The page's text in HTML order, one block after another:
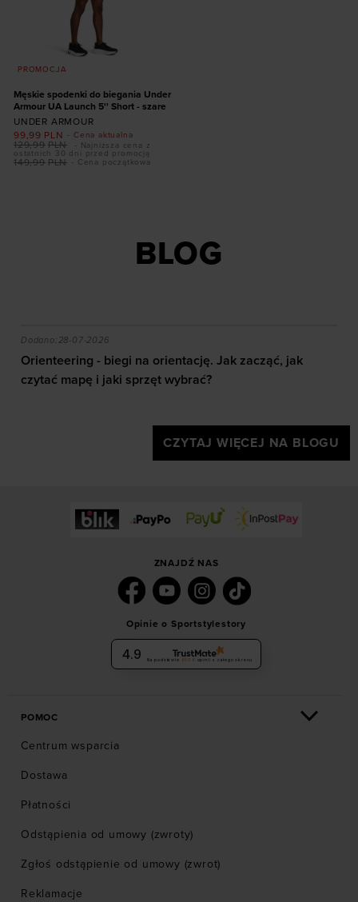
PROMOCJA
Męskie spodenki do biegania Under
Armour UA Launch 5'' Short - szare
UNDER ARMOUR
- Cena aktualna
99,99 PLN
- Cena początkowa
149,99 PLN
129,99 PLN
- Najniższa cena z
ostatnich 30 dni przed promocją
BLOG
efekty daje trening?
Orienteering - biegi na orientację. Jak zacząć, jak
Dodano:28-07-2026
Orienteering - biegi na orientację. Jak zacząć, jak
czytać mapę i jaki sprzęt wybrać?
CZYTAJ WIĘCEJ NA BLOGU
ZNAJDŹ NAS
Opinie o Sportstylestory
4.9 Na podstawie 6036 opinii z całego okresu
POMOC
Centrum wsparcia
Dostawa
Płatności
Odstąpienia od umowy (zwroty)
Zgłoś odstąpienie od umowy (zwrot)
Reklamacje